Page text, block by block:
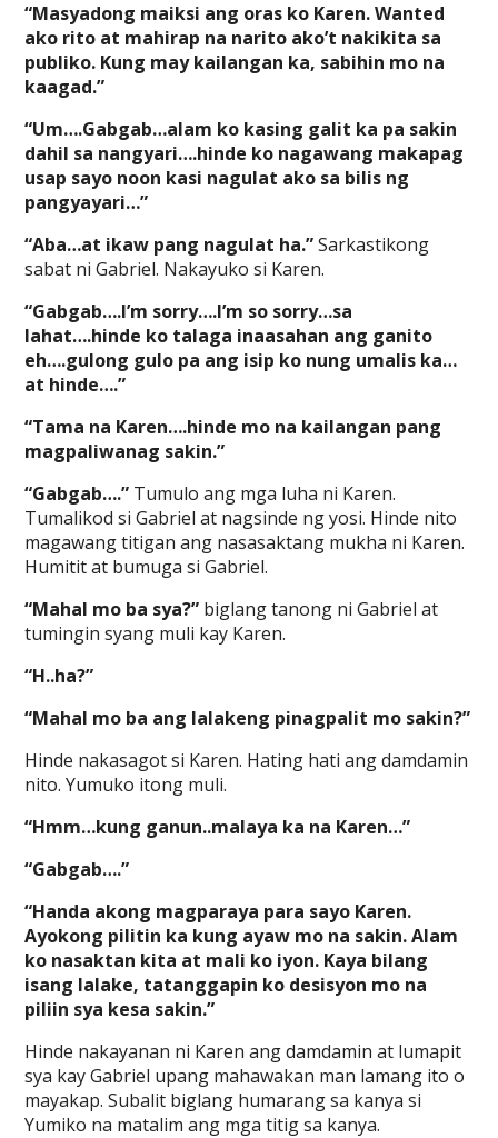
“Masyadong maiksi ang oras ko Karen. Wanted
ako rito at mahirap na narito ako’t nakikita sa
publiko. Kung may kailangan ka, sabihin mo na
kaagad.”
“Um….Gabgab…alam ko kasing galit ka pa sakin
dahil sa nangyari….hinde ko nagawang makapag
usap sayo noon kasi nagulat ako sa bilis ng
pangyayari…”
“Aba…at ikaw pang nagulat ha.”Sarkastikong
sabat ni Gabriel. Nakayuko si Karen.
“Gabgab….I’m sorry….I’m so sorry…sa
lahat….hinde ko talaga inaasahan ang ganito
eh….gulong gulo pa ang isip ko nung umalis ka…
at hinde….”
“Tama na Karen….hinde mo na kailangan pang
magpaliwanag sakin.”
“Gabgab….” Tumulo ang mga luha ni Karen.
Tumalikod si Gabriel at nagsinde ng yosi. Hinde nito
magawang titigan ang nasasaktang mukha ni Karen.
Humitit at bumuga si Gabriel.
“Mahal mo ba sya?” biglang tanong ni Gabriel at
tumingin syang muli kay Karen.
“H..ha?”
“Mahal mo ba ang lalakeng pinagpalit mo sakin?”
Hinde nakasagot si Karen. Hating hati ang damdamin
nito. Yumuko itong muli.
“Hmm…kung ganun..malaya ka na Karen…”
“Gabgab….”
“Handa akong magparaya para sayo Karen.
Ayokong pilitin ka kung ayaw mo na sakin. Alam
ko nasaktan kita at mali ko iyon. Kaya bilang
isang lalake, tatanggapin ko desisyon mo na
piliin sya kesa sakin.”
Hinde nakayanan ni Karen ang damdamin at lumapit
sya kay Gabriel upang mahawakan man lamang ito o
mayakap. Subalit biglang humarang sa kanya si
Yumiko na matalim ang mga titig sa kanya.